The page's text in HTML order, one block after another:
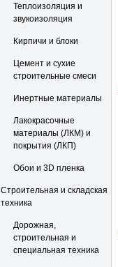
Теплоизоляция и
звукоизоляция
Кирпичи и блоки
Цемент и сухие
строительные смеси
Инертные материалы
Лакокрасочные
материалы (ЛКМ) и
покрытия (ЛКП)
Обои и 3D пленка
Строительная и складская
техника
Дорожная,
строительная и
специальная техника